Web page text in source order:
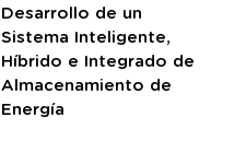
Desarrollo de un
Sistema Inteligente,
Híbrido e Integrado de
Almacenamiento de
Energía